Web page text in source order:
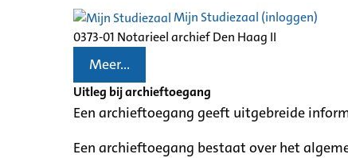
Mijn Studiezaal (inloggen)
0373-01 Notarieel archief Den Haag II
Meer...
Uitleg bij archieftoegang
Een archieftoegang geeft uitgebreide
Een archieftoegang bestaat over het